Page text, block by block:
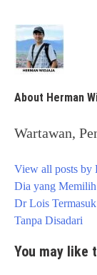
About Herman
Wartawan,
View all posts by
Post
navigation
Dia yang
Dr Lois
Tanpa Disadari
You may like